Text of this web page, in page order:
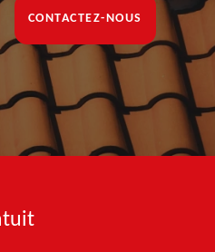
CONTACTEZ-NOUS